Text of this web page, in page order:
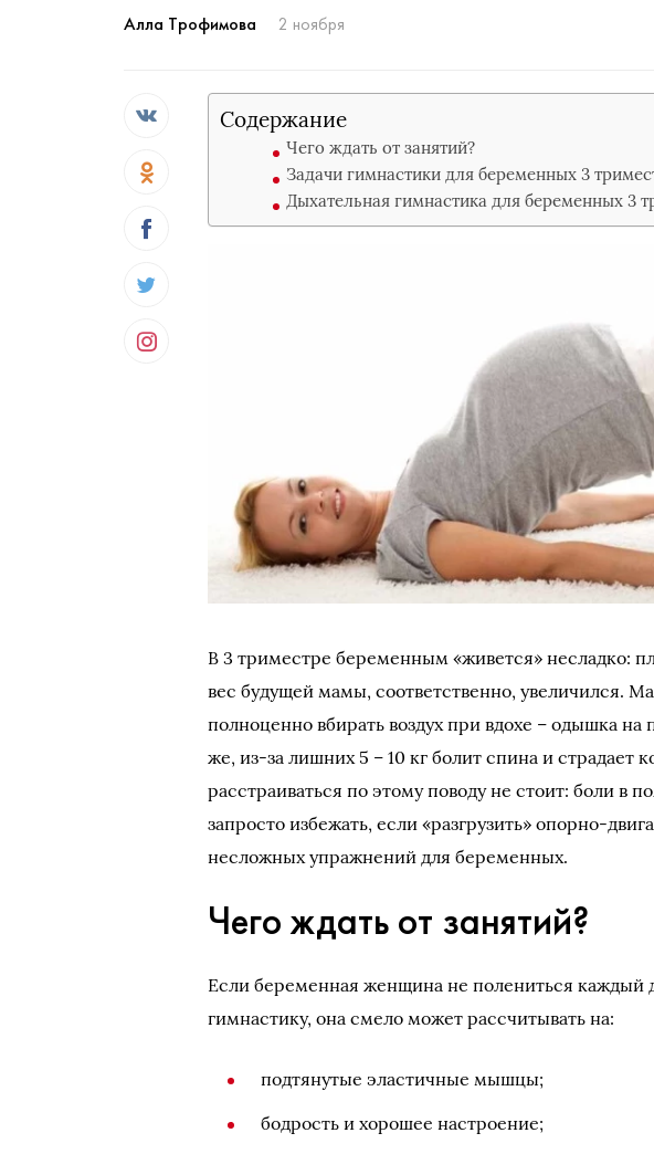
Алла Трофимова 2 ноября
Содержание
Чего ждать от занятий?
Задачи гимнастики для беременных 3
Дыхательная гимнастика для беременных 3
В 3 триместре беременным «живется» несладко:
вес будущей мамы, соответственно, увеличился.
полноценно вбирать воздух при вдохе – одышка
же, из-за лишних 5 – 10 кг болит спина и страдает
расстраиваться по этому поводу не стоит: боли в
запросто избежать, если «разгрузить» опорно-
несложных упражнений для беременных.
Чего ждать от занятий?
Если беременная женщина не полениться каждый
гимнастику, она смело может рассчитывать на:
подтянутые эластичные мышцы;
бодрость и хорошее настроение;